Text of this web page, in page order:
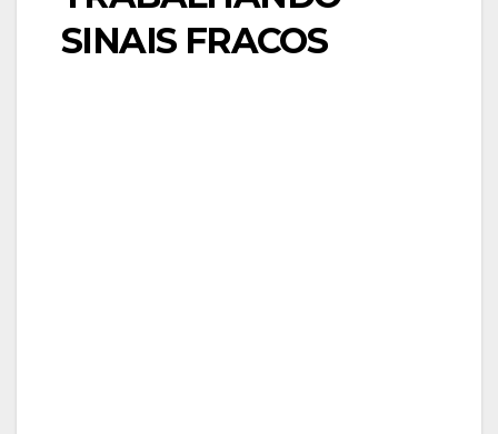
SINAIS FRACOS